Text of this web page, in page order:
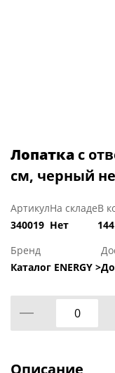
Лопатка с
cм, черный
Артикул
340019
На складе
Нет
В
144
Бренд
Каталог ENERGY >
Описание